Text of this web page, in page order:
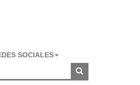
SOCIALES